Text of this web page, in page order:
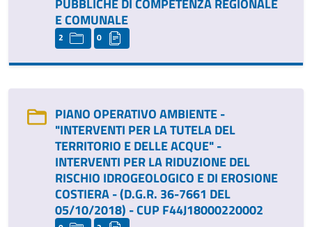
PUBBLICHE DI COMPETENZA REGIONALE
E COMUNALE
2 0
PIANO OPERATIVO AMBIENTE -
"INTERVENTI PER LA TUTELA DEL
TERRITORIO E DELLE ACQUE" -
INTERVENTI PER LA RIDUZIONE DEL
RISCHIO IDROGEOLOGICO E DI EROSIONE
COSTIERA - (D.G.R. 36-7661 DEL
05/10/2018) - CUP F44J18000220002